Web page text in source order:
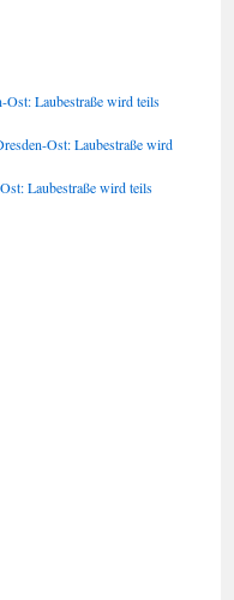
Laubestraße wird teils
Ost: Laubestraße wird
Laubestraße wird teils